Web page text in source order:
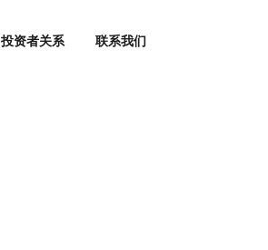
投资者关系 联系我们